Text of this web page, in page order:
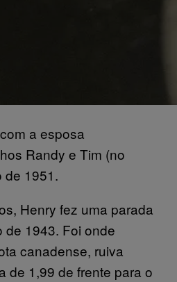
a esposa
Randy e Tim (no
de 1951.
Henry fez uma parada
de 1943. Foi onde
canadense, ruiva
de 1,99 de frente para o